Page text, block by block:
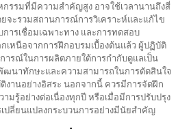
รรมที่มีความสำคัญสูง อาจใช้เวลานานถึงสี่
จะรวมสถานการณ์การวิเคราะห์และแก้ไข
ารเชื่อมเฉพาะทาง และการทดสอบ
เหนือจากการฝึกอบรมเบื้องต้นแล้ว ผู้ปฏิบัติ
ารณ์ในการผลิตภายใต้การกำกับดูแลเป็น
ฒนาทักษะและความสามารถในการตัดสินใจ
งานอย่างอิสระ นอกจากนี้ ควรมีการจัดฝึก
รู้อย่างต่อเนื่องทุกปี หรือเมื่อมีการปรับปรุง
ปลี่ยนแปลงกระบวนการอย่างมีนัยสำคัญ